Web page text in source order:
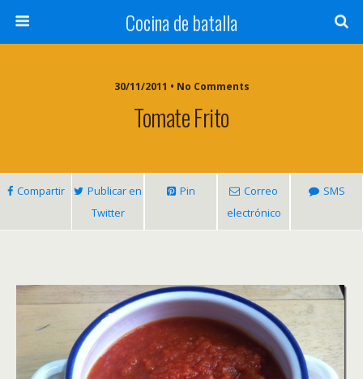
Cocina de batalla
30/11/2011 • No Comments
Tomate Frito
Compartir
Publicar en
Twitter
Pin
Correo
electrónico
SMS